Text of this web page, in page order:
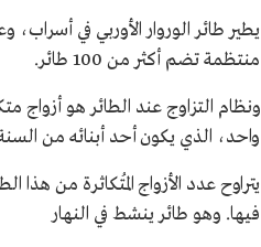
منتظمة تضم أكثر من 100 طائر.
ونظام التزاوج عند الطائر هو أزواج
واحد، الذي يكون أحد أبنائه من
يتراوح عدد الأزواج المُتكاثرة من
فيها. وهو طائر ينشط في النهار